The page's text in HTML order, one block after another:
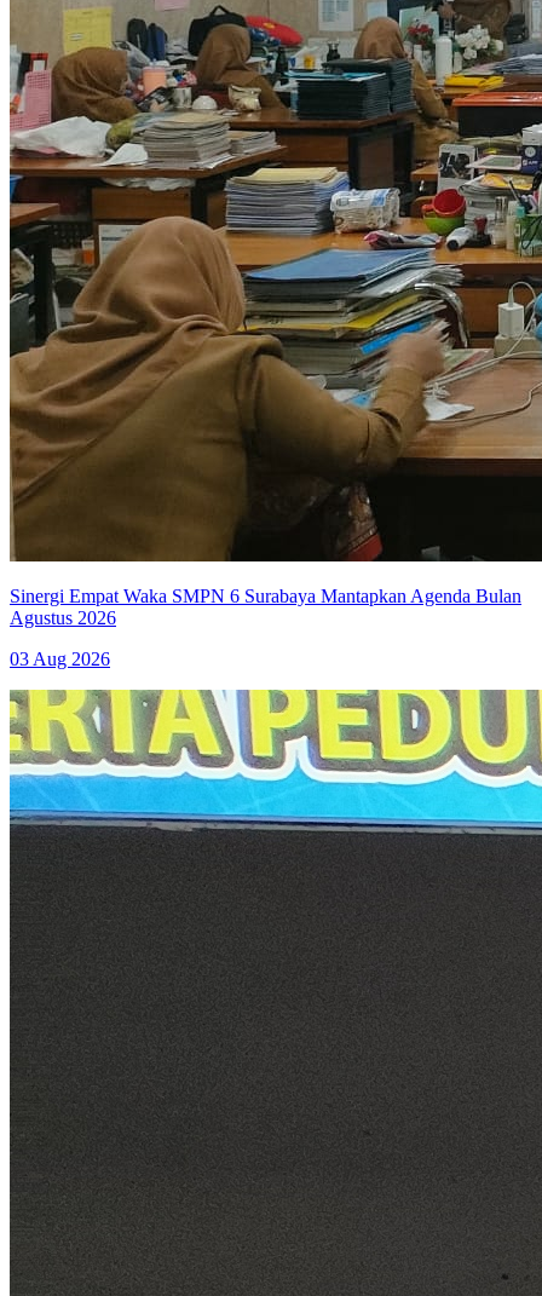
Sinergi Empat Waka SMPN 6 Surabaya Mantapkan Agenda Bulan
Agustus 2026
03 Aug 2026